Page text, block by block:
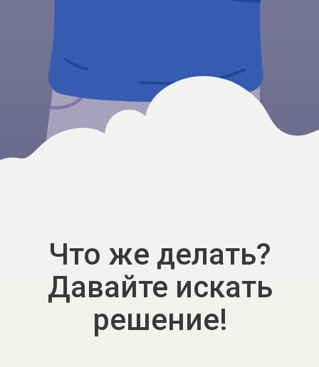
следующих книг:
«Радикальное принятие»
Тары Брах, «Поток» Михая
Чиксентмихайи, «Путь к
процветанию» Мартина
Селигмана, «Гормоны
счастья» Лоретты Грациано
Бройнинг, «Терапия
настроения» Дэвида Д.